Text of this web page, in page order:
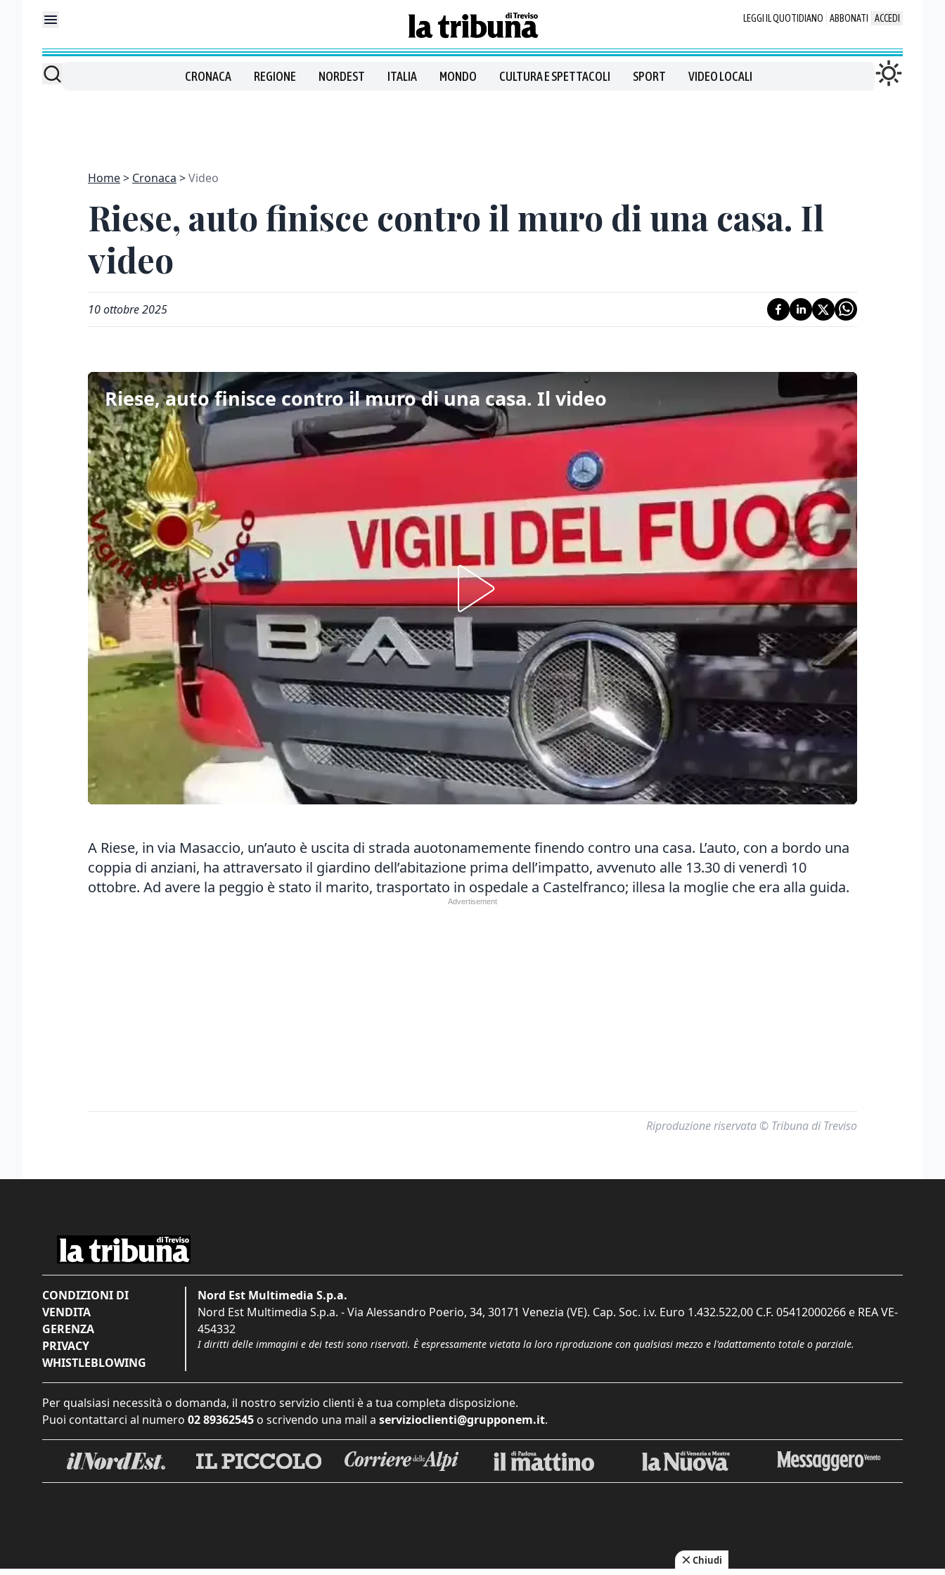
LEGGI IL QUOTIDIANO ABBONATI ACCEDI
CRONACA REGIONE NORDEST ITALIA MONDO CULTURA E SPETTACOLI SPORT VIDEO LOCALI
Home Cronaca Video
Riese, auto finisce contro il muro di una casa. Il
video
10 ottobre 2025
Riese, auto finisce contro il muro di una casa. Il video
A Riese, in via Masaccio, un’auto è uscita di strada auotonamemente finendo contro una casa. L’auto, con a bordo una
coppia di anziani, ha attraversato il giardino dell’abitazione prima dell’impatto, avvenuto alle 13.30 di venerdì 10
ottobre. Ad avere la peggio è stato il marito, trasportato in ospedale a Castelfranco; illesa la moglie che era alla guida.
Riproduzione riservata © Tribuna di Treviso
CONDIZIONI DI
VENDITA
GERENZA
PRIVACY
WHISTLEBLOWING
Nord Est Multimedia S.p.a.
Nord Est Multimedia S.p.a. - Via Alessandro Poerio, 34, 30171 Venezia (VE). Cap. Soc. i.v. Euro 1.432.522,00 C.F. 05412000266 e REA VE-
454332
I diritti delle immagini e dei testi sono riservati. È espressamente vietata la loro riproduzione con qualsiasi mezzo e l'adattamento totale o parziale.
Per qualsiasi necessità o domanda, il nostro servizio clienti è a tua completa disposizione.
Puoi contattarci al numero 02 89362545 o scrivendo una mail a servizioclienti@grupponem.it.
Chiudi